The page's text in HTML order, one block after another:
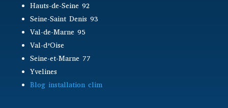
Hauts-de-Seine 92
Seine-Saint Denis 93
Val-de-Marne 95
Val-d’Oise
Seine-et-Marne 77
Yvelines
Blog installation clim